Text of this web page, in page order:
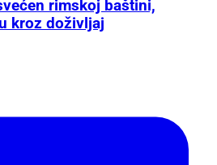
rimskoj baštini,
kroz doživljaj